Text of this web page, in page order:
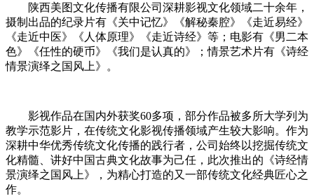
陕西美图文化传播有限公司深耕影视文化领域二十余年，
摄制出品的纪录片有《关中记忆》《解秘秦腔》《走近易经》
《走近中医》《人体原理》《走近诗经》等；电影有《男二本
色》《任性的硬币》《我们是认真的》；情景艺术片有《诗经
情景演绎之国风上》。
影视作品在国内外获奖60多项，部分作品被多所大学列为
教学示范影片，在传统文化影视传播领域产生较大影响。作为
深耕中华优秀传统文化传播的践行者，公司始终以挖掘传统文
化精髓、讲好中国古典文化故事为己任，此次推出的《诗经情
景演绎之国风上》，为精心打造的又一部传统文化经典匠心之
作。